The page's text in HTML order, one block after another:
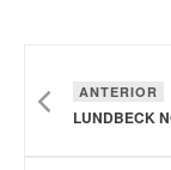
ANTERIOR